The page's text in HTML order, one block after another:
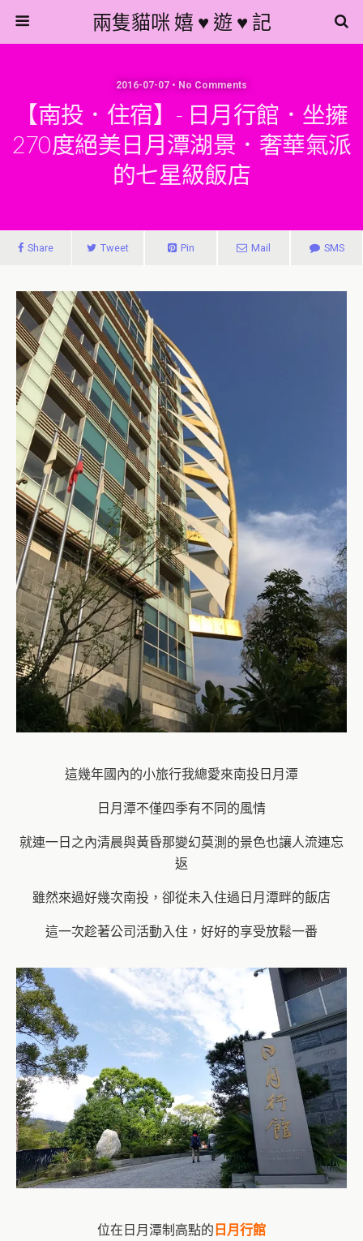
兩隻貓咪 嬉 ♥ 遊 ♥ 記
2016-07-07 • No Comments
【南投．住宿】- 日月行館．坐擁
270度絕美日月潭湖景．奢華氣派
的七星級飯店
Share Tweet Pin Mail SMS
這幾年國內的小旅行我總愛來南投日月潭
日月潭不僅四季有不同的風情
就連一日之內清晨與黃昏那變幻莫測的景色也讓人流連忘
返
雖然來過好幾次南投，卻從未入住過日月潭畔的飯店
這一次趁著公司活動入住，好好的享受放鬆一番
位在日月潭制高點的 日月行館